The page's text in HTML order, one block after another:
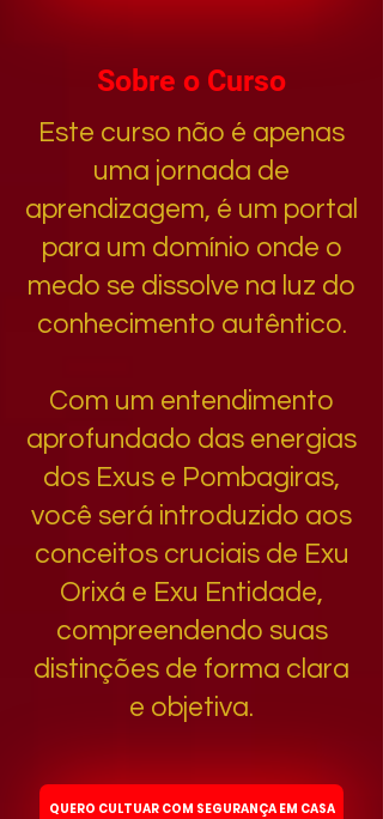
Sobre o Curso
Este curso não é apenas
uma jornada de
aprendizagem, é um portal
para um domínio onde o
medo se dissolve na luz do
conhecimento autêntico.
Com um entendimento
aprofundado das energias
dos Exus e Pombagiras,
você será introduzido aos
conceitos cruciais de Exu
Orixá e Exu Entidade,
compreendendo suas
distinções de forma clara
e objetiva.
QUERO CULTUAR COM SEGURANÇA EM CASA